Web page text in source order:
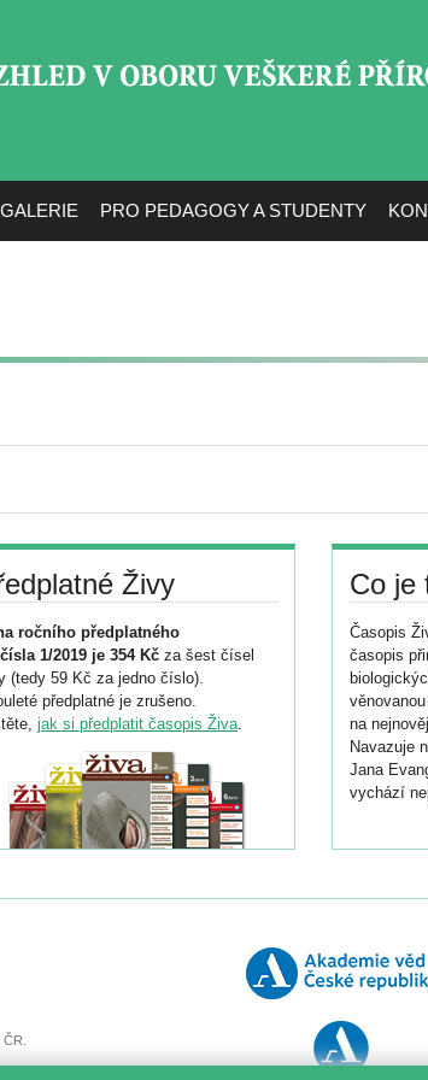
PRO PEDAGOGY A STUDENTY
Živy
ročního předplatného
1/2019 je 354 Kč za šest čísel
(tedy 59 Kč za jedno číslo).
předplatné je zrušeno.
jak si předplatit časopis Živa.
Co je
Časopis
časopis
na
Navazuje
Jana
vychází